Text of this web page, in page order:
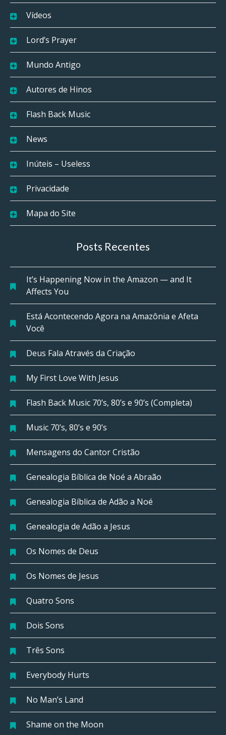
Vídeos
Lord’s Prayer
Mundo Antigo
Autores de Hinos
Flash Back Music
News
Inúteis – Useless
Privacidade
Mapa do Site
Posts Recentes
It’s Happening Now in the Amazon — and It
Affects You
Está Acontecendo Agora na Amazônia e Afeta
Você
Deus Fala Através da Criação
My First Love With Jesus
Flash Back Music 70’s, 80’s e 90’s (Completa)
Music 70’s, 80’s e 90’s
Mensagens do Cantor Cristão
Genealogia Bíblica de Noé a Abraão
Genealogia Bíblica de Adão a Noé
Genealogia de Adão a Jesus
Os Nomes de Deus
Os Nomes de Jesus
Quatro Sons
Dois Sons
Três Sons
Everybody Hurts
No Man’s Land
Shame on the Moon